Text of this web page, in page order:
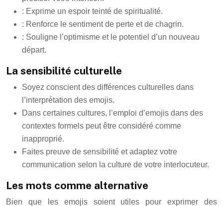
: Exprime un espoir teinté de spiritualité.
: Renforce le sentiment de perte et de chagrin.
: Souligne l’optimisme et le potentiel d’un nouveau
départ.
La sensibilité culturelle
Soyez conscient des différences culturelles dans
l’interprétation des emojis.
Dans certaines cultures, l’emploi d’emojis dans des
contextes formels peut être considéré comme
inapproprié.
Faites preuve de sensibilité et adaptez votre
communication selon la culture de votre interlocuteur.
Les mots comme alternative
Bien que les emojis soient utiles pour exprimer des